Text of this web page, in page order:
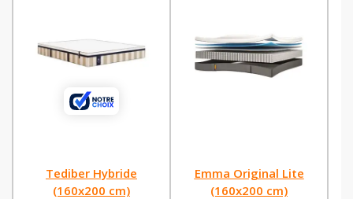
Tediber Hybride
(160x200 cm)
Emma Original Lite
(160x200 cm)